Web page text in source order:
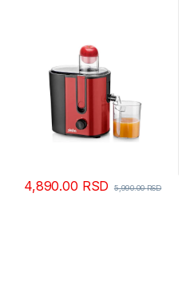
4,890.00 RSD 5,990.00RSD